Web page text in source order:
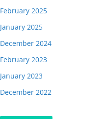
February 2025
January 2025
December 2024
February 2023
January 2023
December 2022